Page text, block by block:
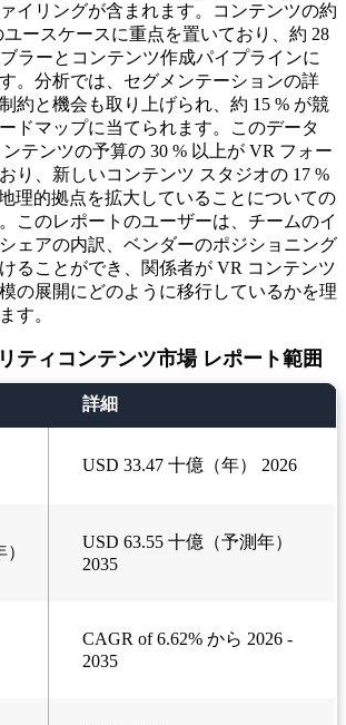
イリングが含まれます。コンテンツの約
ユースケースに重点を置いており、約 28
ラーとコンテンツ作成パイプラインに
。分析では、セグメンテーションの詳
約と機会も取り上げられ、約 15 % が競
ドマップに当てられます。このデータ
テンツの予算の 30 % 以上が VR フォー
り、新しいコンテンツ スタジオの 17 %
理的拠点を拡大していることについての
このレポートのユーザーは、チームのイ
ェアの内訳、ベンダーのポジショニング
ることができ、関係者が VR コンテンツ
の展開にどのように移行しているかを理
す。
ティコンテンツ市場 レポート範囲
詳細
USD 33.47 十億（年） 2026
USD 63.55 十億（予測年）
2035
CAGR of 6.62% から 2026 -
2035